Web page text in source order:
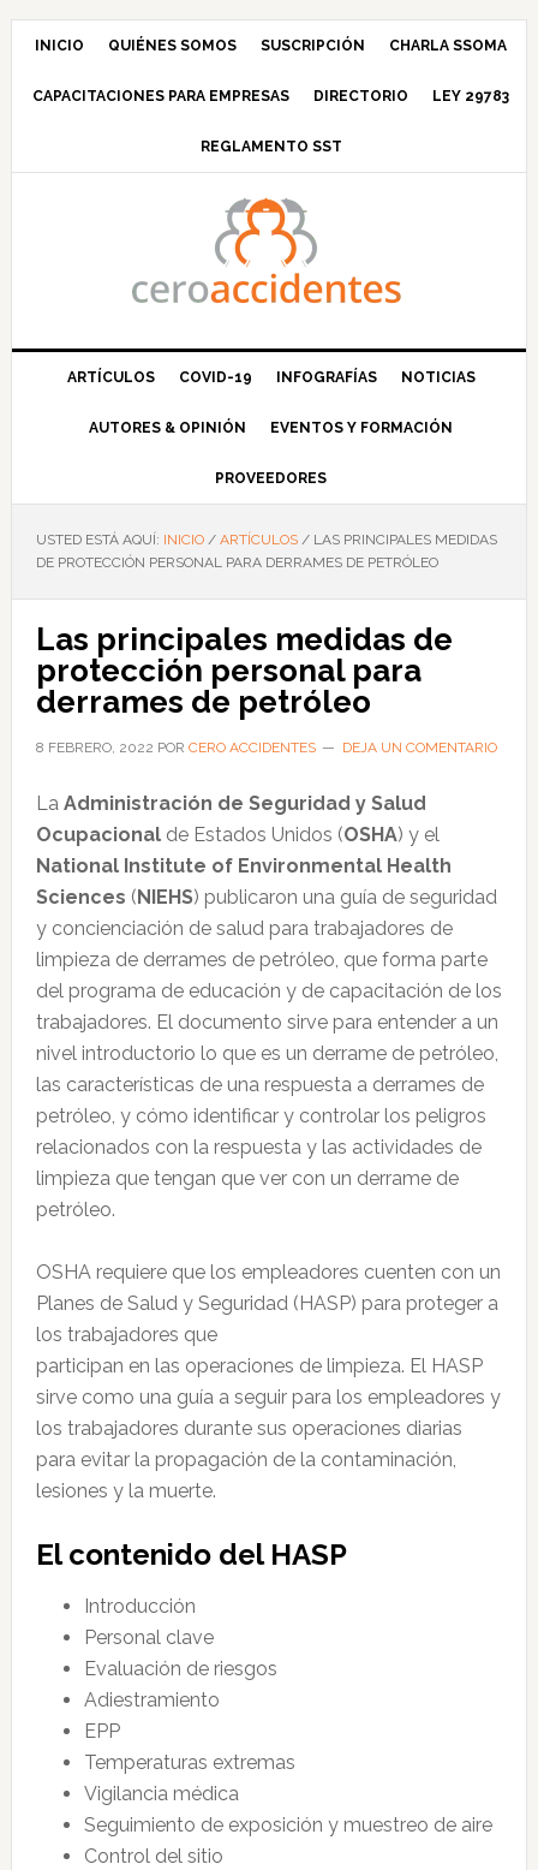
Saltar
navegación
Saltar
principal
Saltar
barra
principal
Saltar
INICIO QUIÉNES SOMOS SUSCRIPCIÓN CHARLA SSOMA
CAPACITACIONES PARA EMPRESAS DIRECTORIO LEY 29783
REGLAMENTO SST
ARTÍCULOS COVID-19 INFOGRAFÍAS NOTICIAS
AUTORES & OPINIÓN EVENTOS Y FORMACIÓN
PROVEEDORES
USTED ESTÁ AQUÍ: INICIO / ARTÍCULOS /LAS PRINCIPALES MEDIDAS
DE PROTECCIÓN PERSONAL PARA DERRAMES DE PETRÓLEO
Las principales medidas de
protección personal para
derrames de petróleo
8 FEBRERO, 2022 POR CERO ACCIDENTES DEJA UN COMENTARIO
La Administración de Seguridad y Salud
Ocupacionalde Estados Unidos (OSHA) y el
National Institute of Environmental Health
Sciences (NIEHS) publicaron una guía de seguridad
y concienciación de salud para trabajadores de
limpieza de derrames de petróleo, que forma parte
del programa de educación y de capacitación de los
trabajadores. El documento sirve para entender a un
nivel introductorio lo que es un derrame de petróleo,
las características de una respuesta a derrames de
petróleo, y cómo identificar y controlar los peligros
relacionados con la respuesta y las actividades de
limpieza que tengan que ver con un derrame de
petróleo.
OSHA requiere que los empleadores cuenten con un
Planes de Salud y Seguridad (HASP) para proteger a
los trabajadores que
participan en las operaciones de limpieza. El HASP
sirve como una guía a seguir para los empleadores y
los trabajadores durante sus operaciones diarias
para evitar la propagación de la contaminación,
lesiones y la muerte.
El contenido del HASP
Introducción
Personal clave
Evaluación de riesgos
Adiestramiento
EPP
Temperaturas extremas
Vigilancia médica
Seguimiento de exposición y muestreo de aire
Control del sitio